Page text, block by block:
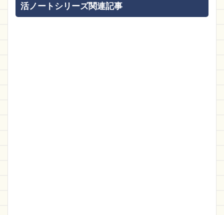
活ノートシリーズ関連記事